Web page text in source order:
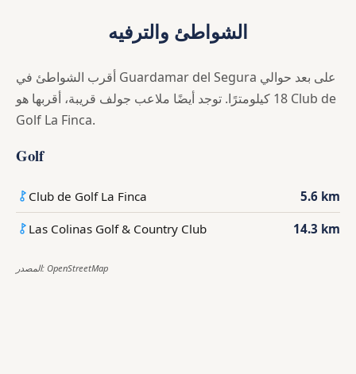
الشواطئ والترفيه
أقرب الشواطئ في Guardamar del Segura على بعد حوالي
18 كيلومترًا. توجد أيضًا ملاعب جولف قريبة، أقربها هو Club de
Golf La Finca.
Golf
Club de Golf La Finca 5.6 km
Las Colinas Golf & Country Club 14.3 km
المصدر: OpenStreetMap